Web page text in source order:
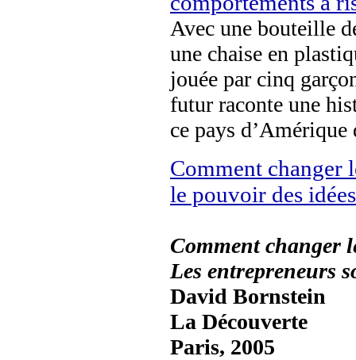
Avec une bouteille
une chaise en
jouée par cinq
futur raconte une
ce pays d’Amérique
Comment changer
le pouvoir des
Comment changer
Les entrepreneurs
David Bornstein
La Découverte
Paris, 2005